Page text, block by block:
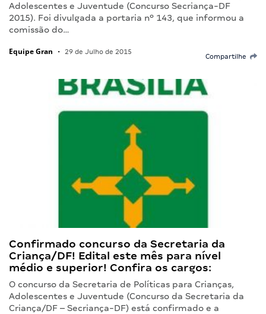
Adolescentes e Juventude (Concurso Secriança-DF
2015). Foi divulgada a portaria nº 143, que informou a
comissão do…
Equipe Gran • 29 de Julho de 2015
Compartilhe
Confirmado concurso da Secretaria da
Criança/DF! Edital este mês para nível
médio e superior! Confira os cargos:
O concurso da Secretaria de Políticas para Crianças,
Adolescentes e Juventude (Concurso da Secretaria da
Criança/DF – Secriança-DF) está confirmado e a